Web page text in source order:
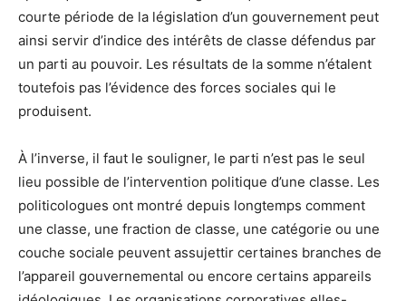
courte période de la législation d’un gouvernement peut
ainsi servir d’indice des intérêts de classe défendus par
un parti au pouvoir. Les résultats de la somme n’étalent
toutefois pas l’évidence des forces sociales qui le
produisent.
À l’inverse, il faut le souligner, le parti n’est pas le seul
lieu possible de l’intervention politique d’une classe. Les
politicologues ont montré depuis longtemps comment
une classe, une fraction de classe, une catégorie ou une
couche sociale peuvent assujettir certaines branches de
l’appareil gouvernemental ou encore certains appareils